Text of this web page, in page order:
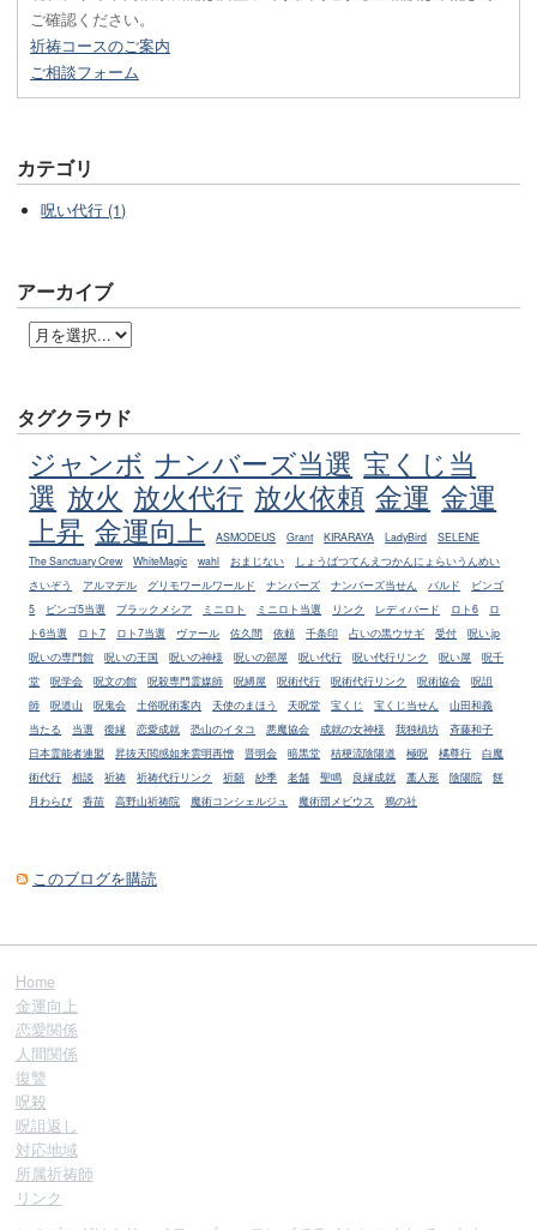
ご確認ください。
祈祷コースのご案内
ご相談フォーム
カテゴリ
呪い代行 (1)
アーカイブ
タグクラウド
ジャンボ ナンバーズ当選 宝くじ当
選 放火 放火代行 放火依頼 金運 金運
上昇 金運向上 ASMODEUS Grant KIRARAYA LadyBird
SELENE
The Sanctuary Crew
WhiteMagic wahl おまじない
しょうばつてんえつかんにょらいうんめい
さいぞう
アルマデル グリモワールワールド ナンバーズ ナンバーズ当せん バルド
ビンゴ
5
ビンゴ5当選 ブラックメシア ミニロト ミニロト当選 リンク レディバード ロト6
ロ
ト6当選
ロト7 ロト7当選 ヴァール 佐久間 依頼 千条印 占いの黒ウサギ 受付
呪い.jp
呪いの専門館
呪いの王国 呪いの神様 呪いの部屋 呪い代行 呪い代行リンク 呪い屋
呪千
堂
呪学会 呪文の館 呪殺専門霊媒師 呪縛屋 呪術代行 呪術代行リンク 呪術協会
呪詛
師
呪道山 呪鬼会 土俗呪術案内 天使のまほう 天呪堂 宝くじ 宝くじ当せん
山田和義
当たる
当選 復縁 恋愛成就 恐山のイタコ 悪魔協会 成就の女神様 我独槙坊
斉藤和子
日本霊能者連盟
昇抜天閲感如来雲明再憎 晋明会 暗黒堂 桔梗流陰陽道 極呪 橘尊行
白魔
術代行
相談 祈祷 祈祷代行リンク 祈願 紗季 老舗 聖鳴 良縁成就 藁人形 陰陽院
餅
月わらび
香苗 高野山祈祷院 魔術コンシェルジュ 魔術団メビウス 鴉の社
このブログを購読
Home
金運向上
恋愛関係
人間関係
復讐
呪殺
呪詛返し
対応地域
所属祈祷師
リンク